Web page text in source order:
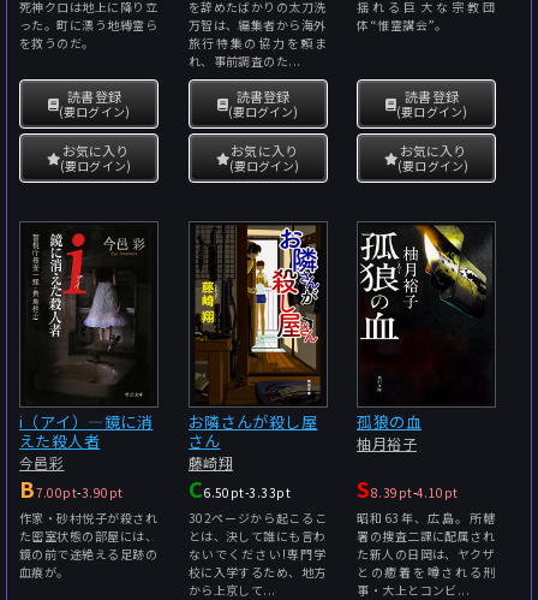
死神クロは地上に降り立
った。町に漂う地縛霊ら
を救うのだ。
読書登録
(要ログイン)
お気に入り
(要ログイン)
を辞めたばかりの太刀洗
万智は、編集者から海外
旅行特集の協力を頼ま
れ、事前調査のた...
読書登録
(要ログイン)
お気に入り
(要ログイン)
揺れる巨大な宗教団
体“惟霊講会”。
読書登録
(要ログイン)
お気に入り
(要ログイン)
i（アイ）―鏡に消
えた殺人者
今邑彩
B7.00pt-3.90pt
作家・砂村悦子が殺され
た密室状態の部屋には、
鏡の前で途絶える足跡の
血痕が。
お隣さんが殺し屋
さん
藤崎翔
C6.50pt-3.33pt
302ページから起こるこ
とは、決して誰にも言わ
ないでください!専門学
校に入学するため、地方
から上京して...
孤狼の血
柚月裕子
S8.39pt-4.10pt
昭和63年、広島。所轄
署の捜査二課に配属され
た新人の日岡は、ヤクザ
との癒着を噂される刑
事・大上とコンビ...